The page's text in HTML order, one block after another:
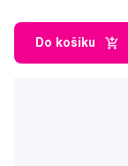
Do košíku